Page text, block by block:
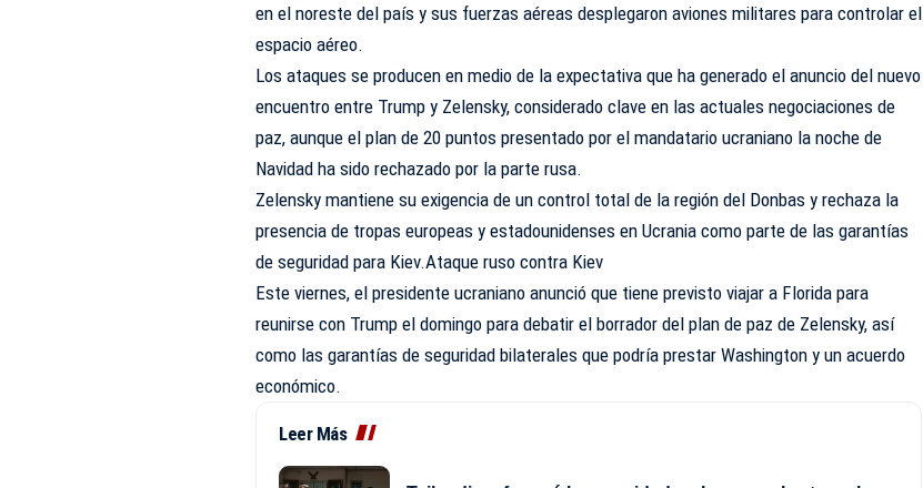
en el noreste del país y sus fuerzas aéreas desplegaron aviones militares para controlar el
espacio aéreo.
Los ataques se producen en medio de la expectativa que ha generado el anuncio del nuevo
encuentro entre Trump y Zelensky, considerado clave en las actuales negociaciones de
paz, aunque el plan de 20 puntos presentado por el mandatario ucraniano la noche de
Navidad ha sido rechazado por la parte rusa.
Zelensky mantiene su exigencia de un control total de la región del Donbas y rechaza la
presencia de tropas europeas y estadounidenses en Ucrania como parte de las garantías
de seguridad para Kiev.Ataque ruso contra Kiev
Este viernes, el presidente ucraniano anunció que tiene previsto viajar a Florida para
reunirse con Trump el domingo para debatir el borrador del plan de paz de Zelensky, así
como las garantías de seguridad bilaterales que podría prestar Washington y un acuerdo
económico.
Leer Más